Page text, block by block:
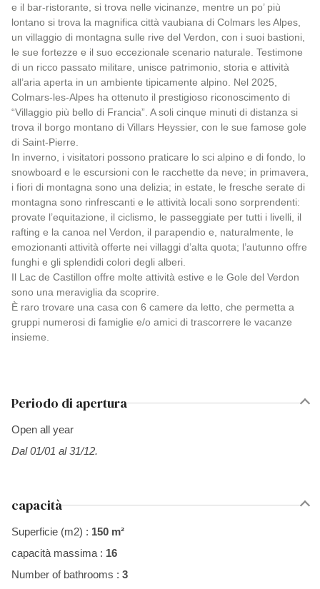
e il bar-ristorante, si trova nelle vicinanze, mentre un po’ più
lontano si trova la magnifica città vaubiana di Colmars les Alpes,
un villaggio di montagna sulle rive del Verdon, con i suoi bastioni,
le sue fortezze e il suo eccezionale scenario naturale. Testimone
di un ricco passato militare, unisce patrimonio, storia e attività
all’aria aperta in un ambiente tipicamente alpino. Nel 2025,
Colmars-les-Alpes ha ottenuto il prestigioso riconoscimento di
“Villaggio più bello di Francia”. A soli cinque minuti di distanza si
trova il borgo montano di Villars Heyssier, con le sue famose gole
di Saint-Pierre.
In inverno, i visitatori possono praticare lo sci alpino e di fondo, lo
snowboard e le escursioni con le racchette da neve; in primavera,
i fiori di montagna sono una delizia; in estate, le fresche serate di
montagna sono rinfrescanti e le attività locali sono sorprendenti:
provate l’equitazione, il ciclismo, le passeggiate per tutti i livelli, il
rafting e la canoa nel Verdon, il parapendio e, naturalmente, le
emozionanti attività offerte nei villaggi d’alta quota; l’autunno offre
funghi e gli splendidi colori degli alberi.
Il Lac de Castillon offre molte attività estive e le Gole del Verdon
sono una meraviglia da scoprire.
È raro trovare una casa con 6 camere da letto, che permetta a
gruppi numerosi di famiglie e/o amici di trascorrere le vacanze
insieme.
Periodo di apertura
Open all year
Dal 01/01 al 31/12.
capacità
Superficie (m2) : 150 m²
capacità massima : 16
Number of bathrooms : 3